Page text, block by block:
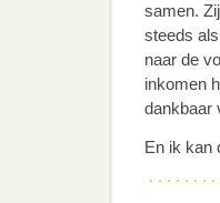
samen.
steeds
naar de
inkomen
dankbaar
En ik kan